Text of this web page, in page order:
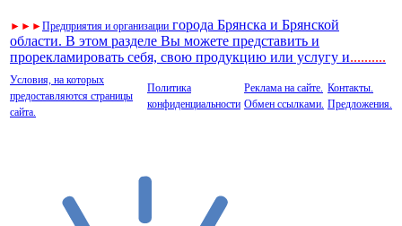
► ► ►Предприятия и организации города Брянска и Брянской
области. В этом разделе Вы можете представить и
прорекламировать себя, свою продукцию или услугу и..........
Условия, на которых
предоставляются страницы
сайта.
Политика
конфиденциальности
Реклама на сайте.
Обмен ссылками.
Контакты.
Предложения.